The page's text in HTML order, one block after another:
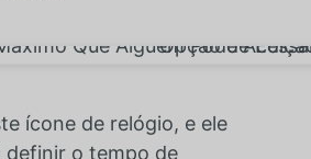
ícone de relógio, e ele
definir o tempo de